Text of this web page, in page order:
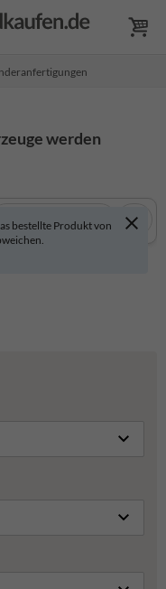
werden
bestellte Produkt von
In 3D anzeigen